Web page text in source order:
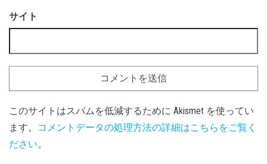
サイト
このサイトはスパムを低減するために Akismet を使ってい
ます。
コメントデータの処理方法の詳細はこちらをご覧く
ださい。